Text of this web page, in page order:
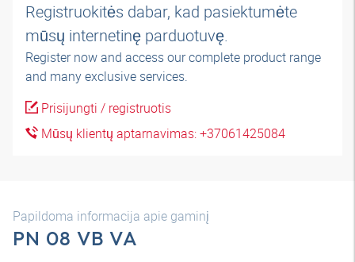
Registruokitės dabar, kad pasiektumėte
mūsų internetinę parduotuvę.
Register now and access our complete product range
and many exclusive services.
Prisijungti / registruotis
Mūsų klientų aptarnavimas: +37061425084
Papildoma informacija apie gaminį
PN 08 VB VA